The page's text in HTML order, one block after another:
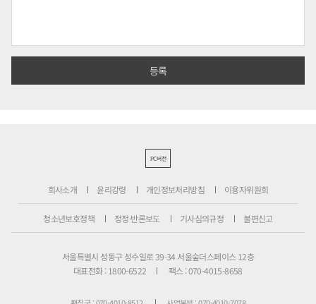
PC버전
회사소개 윤리강령 개인정보처리방침 이용자위원회
청소년보호정책 정정·반론보도 기사심의규정 불편신고
서울특별시 성동구 성수일로 39-34 서울숲더스페이스 12층
대표전화 : 1800-6522
팩스 : 070-4015-8658